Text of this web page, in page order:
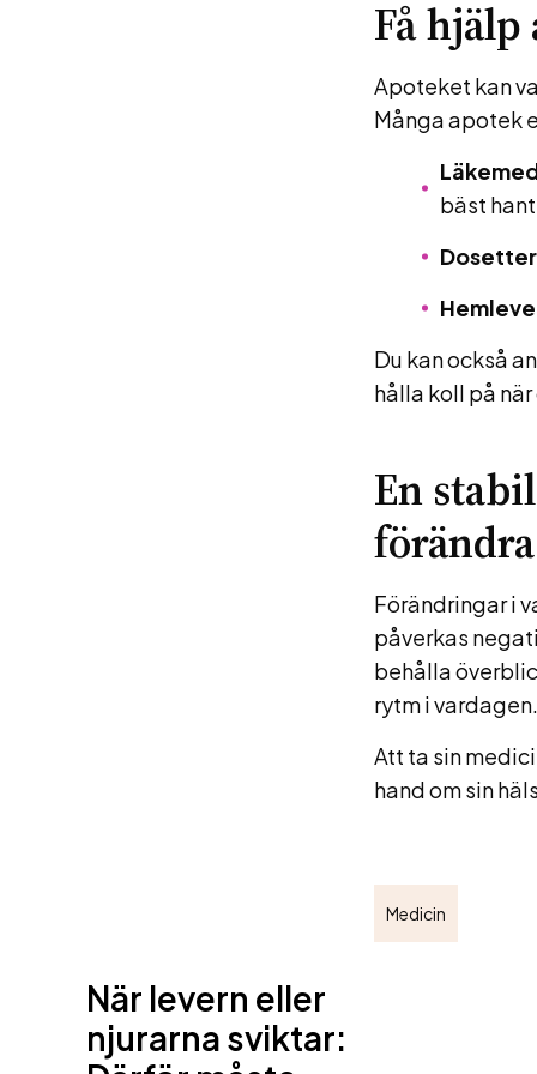
Få
Apoteket kan
Många apotek
bäst
Du kan också
hålla koll på
En
Förändringar i
påverkas
behålla
rytm i vardagen.
Att ta sin
hand om sin
Medicin
När levern eller
njurarna sviktar: